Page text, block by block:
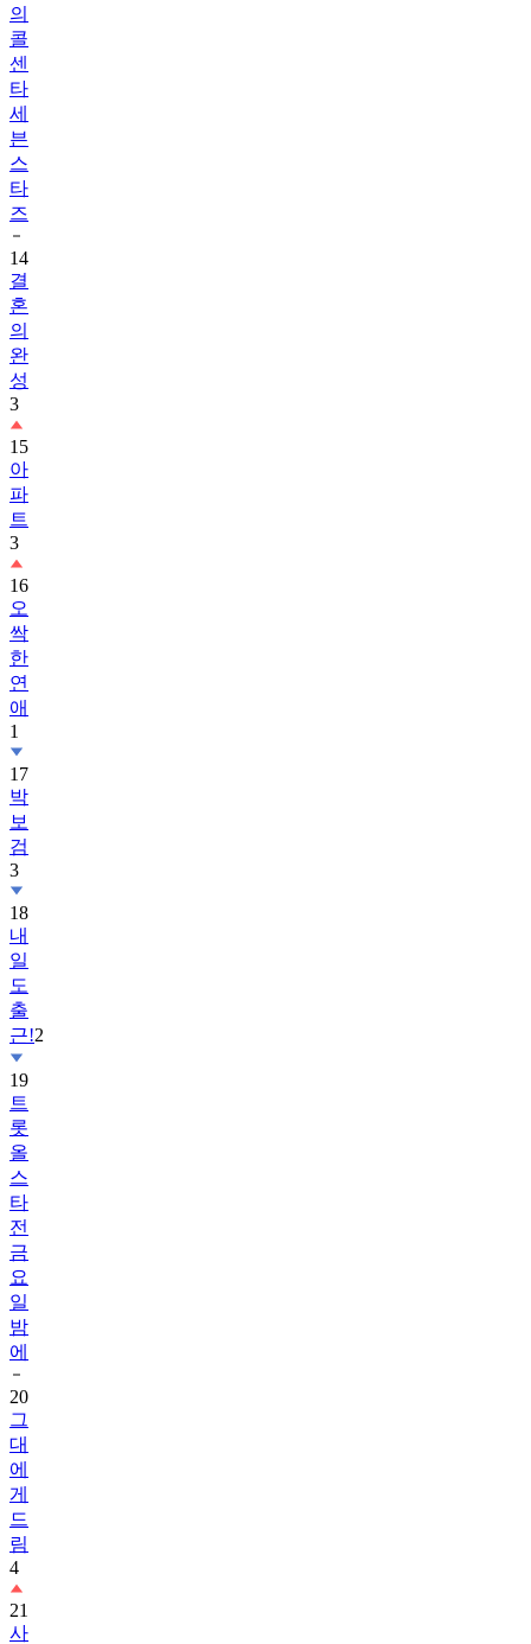
의
콜
센
타
세
븐
스
타
즈
14
결
혼
의
완
성
3
15
아
파
트
3
16
오
싹
한
연
애
1
17
박
보
검
3
18
내
일
도
출
근!2
19
트
롯
올
스
타
전
금
요
일
밤
에
20
그
대
에
게
드
림
4
21
사